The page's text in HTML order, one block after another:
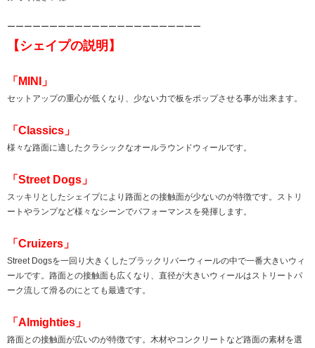
ーーーーーーーーーーーーーーーーーーーーーーー
【シェイプの説明】
「MINI」
セットアップの重心が低くなり、少ない力で板をポップさせる事が出来ます。
「Classics」
様々な路面に適したクラシックなオールラウンドウィールです。
「Street Dogs」
スッキリとしたシェイプにより路面との接触面が少ないのが特徴です。ストリ
ートやランプなど様々なシーンでパフォーマンスを発揮します。
「Cruizers」
Street Dogsを一回り大きくしたブラックリバーウィールの中で一番大きいウィ
ールです。路面との接触面も広くなり、直径が大きいウィールはストリートパ
ーク流して滑るのにとても最適です。
「Almighties」
路面との接触面が広いのが特徴です。木材やコンクリートなど路面の素材を選